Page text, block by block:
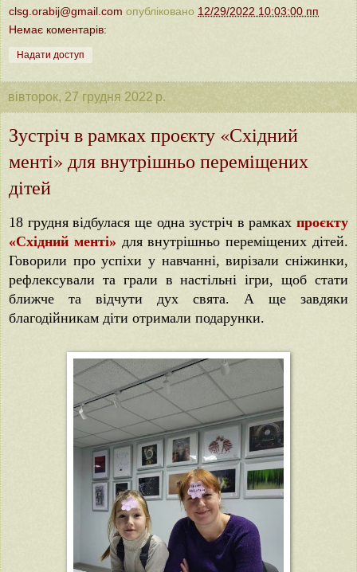
clsg.orabij@gmail.com опубліковано 12/29/2022 10:03:00 пп
Немає коментарів:
Надати доступ
вівторок, 27 грудня 2022 р.
Зустріч в рамках проєкту «Східний
менті» для внутрішньо переміщених
дітей
18 грудня відбулася ще одна зустріч в рамках проєкту
«Східний менті» для внутрішньо переміщених дітей.
Говорили про успіхи у навчанні, вирізали сніжинки,
рефлексували та грали в настільні ігри, щоб стати
ближче та відчути дух свята. А ще завдяки
благодійникам діти отримали подарунки.